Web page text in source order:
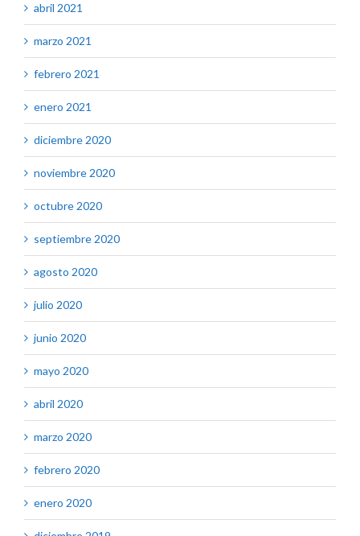
abril 2021
marzo 2021
febrero 2021
enero 2021
diciembre 2020
noviembre 2020
octubre 2020
septiembre 2020
agosto 2020
julio 2020
junio 2020
mayo 2020
abril 2020
marzo 2020
febrero 2020
enero 2020